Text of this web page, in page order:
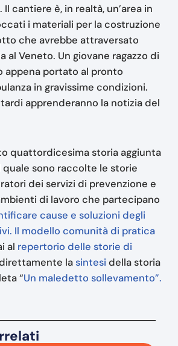
Il cantiere è, in realtà, un’area in
i materiali per la costruzione
che avrebbe attraversato
al Veneto. Un giovane ragazzo di
appena portato al pronto
in gravissime condizioni.
apprenderanno la notizia del
quattordicesima storia aggiunta
quale sono raccolte le storie
dei servizi di prevenzione e
di lavoro che partecipano
cause e soluzioni degli
Il modello comunità di pratica
al repertorio delle storie di
lasintesi della storia
“Un maledetto sollevamento”.